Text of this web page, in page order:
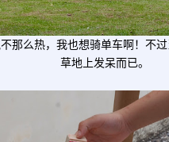
那么热，我也想骑单车啊！不
草地上发呆而已。